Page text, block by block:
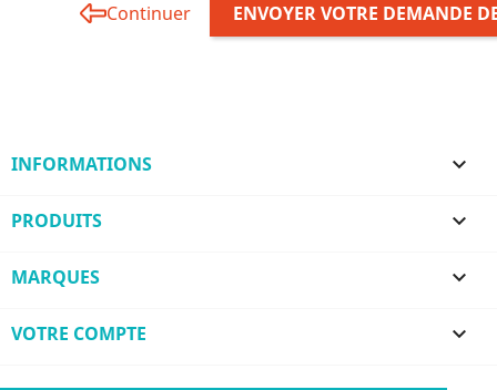
Continuer ENVOYER VOTRE DEMANDE
INFORMATIONS 
PRODUITS 
MARQUES 
VOTRE COMPTE 